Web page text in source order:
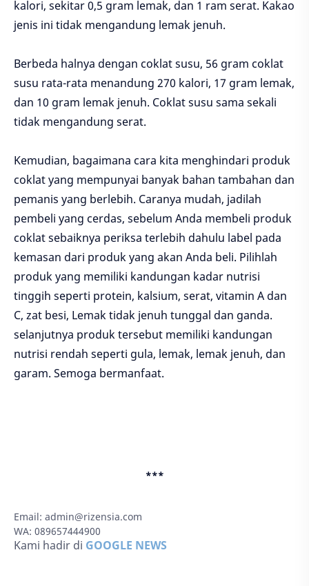
kalori, sekitar 0,5 gram lemak, dan 1 ram serat. Kakao
jenis ini tidak mengandung lemak jenuh.
Berbeda halnya dengan coklat susu, 56 gram coklat
susu rata-rata menandung 270 kalori, 17 gram lemak,
dan 10 gram lemak jenuh. Coklat susu sama sekali
tidak mengandung serat.
Kemudian, bagaimana cara kita menghindari produk
coklat yang mempunyai banyak bahan tambahan dan
pemanis yang berlebih. Caranya mudah, jadilah
pembeli yang cerdas, sebelum Anda membeli produk
coklat sebaiknya periksa terlebih dahulu label pada
kemasan dari produk yang akan Anda beli. Pilihlah
produk yang memiliki kandungan kadar nutrisi
tinggih seperti protein, kalsium, serat, vitamin A dan
C, zat besi, Lemak tidak jenuh tunggal dan ganda.
selanjutnya produk tersebut memiliki kandungan
nutrisi rendah seperti gula, lemak, lemak jenuh, dan
garam. Semoga bermanfaat.
***
Email: admin@rizensia.com
WA: 089657444900
Kami hadir di GOOGLE NEWS